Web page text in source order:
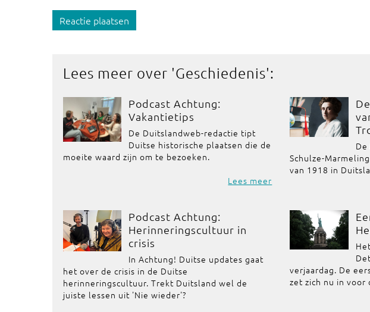
Reactie plaatsen
Lees meer over 'Geschiedenis':
Podcast Achtung:
Vakantietips
De Duitslandweb-redactie tipt
Duitse historische plaatsen die de
moeite waard zijn om te bezoeken.
Lees meer
Schulze-
van 1918 in
Podcast Achtung:
Herinneringscultuur in
crisis
In Achtung! Duitse updates gaat
het over de crisis in de Duitse
herinneringscultuur. Trekt Duitsland wel de
juiste lessen uit 'Nie wieder'?
verjaardag. De
zet zich nu in voor